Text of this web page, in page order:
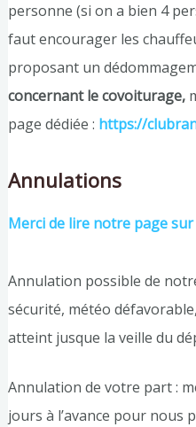
personne (si on a bien 4
faut encourager les
proposant un
concernant le covoiturage,
page dédiée : https://
Annulations
Merci de lire notre page
Annulation possible de
sécurité, météo
atteint jusque la veille du
Annulation de votre part :
jours à l’avance pour nous